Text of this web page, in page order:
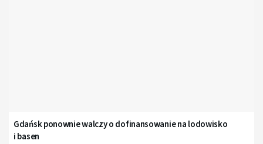
Gdańsk ponownie walczy o dofinansowanie na lodowisko
i basen